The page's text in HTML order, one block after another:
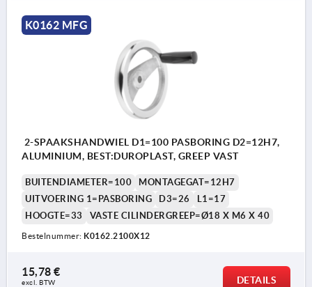
K0162 MFG
2-SPAAKSHANDWIEL D1=100 PASBORING D2=12H7,
ALUMINIUM, BEST:DUROPLAST, GREEP VAST
BUITENDIAMETER=100
MONTAGEGAT=12H7
UITVOERING 1=PASBORING
D3=26
L1=17
HOOGTE=33
VASTE CILINDERGREEP=Ø18 X M6 X 40
Bestelnummer: K0162.2100X12
15,78 €
excl. BTW
DETAILS